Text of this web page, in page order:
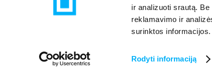
ir analizuoti srautą.
reklamavimo ir
surinktos informacijos.
Rodyti informaciją